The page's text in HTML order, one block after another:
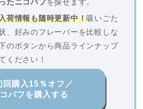
たニコパフ を探せます。
荷情報も随時更新中！吸いごた
、好みのフレーバーを比較しな
のボタンから商品ラインナップ
ください！
回購入15％オフ／
パフを購入する